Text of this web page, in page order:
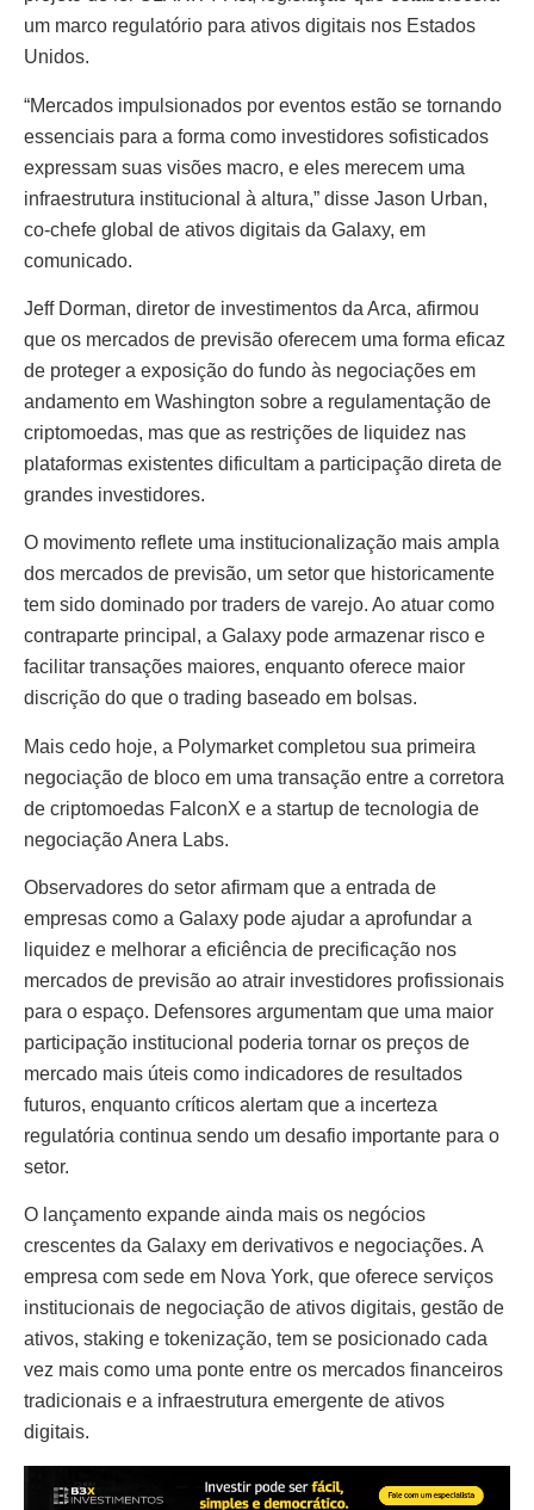
um marco regulatório para ativos digitais nos Estados
Unidos.
“Mercados impulsionados por eventos estão se tornando
essenciais para a forma como investidores sofisticados
expressam suas visões macro, e eles merecem uma
infraestrutura institucional à altura,” disse Jason Urban,
co-chefe global de ativos digitais da Galaxy, em
comunicado.
Jeff Dorman, diretor de investimentos da Arca, afirmou
que os mercados de previsão oferecem uma forma eficaz
de proteger a exposição do fundo às negociações em
andamento em Washington sobre a regulamentação de
criptomoedas, mas que as restrições de liquidez nas
plataformas existentes dificultam a participação direta de
grandes investidores.
O movimento reflete uma institucionalização mais ampla
dos mercados de previsão, um setor que historicamente
tem sido dominado por traders de varejo. Ao atuar como
contraparte principal, a Galaxy pode armazenar risco e
facilitar transações maiores, enquanto oferece maior
discrição do que o trading baseado em bolsas.
Mais cedo hoje, a Polymarket completou sua primeira
negociação de bloco em uma transação entre a corretora
de criptomoedas FalconX e a startup de tecnologia de
negociação Anera Labs.
Observadores do setor afirmam que a entrada de
empresas como a Galaxy pode ajudar a aprofundar a
liquidez e melhorar a eficiência de precificação nos
mercados de previsão ao atrair investidores profissionais
para o espaço. Defensores argumentam que uma maior
participação institucional poderia tornar os preços de
mercado mais úteis como indicadores de resultados
futuros, enquanto críticos alertam que a incerteza
regulatória continua sendo um desafio importante para o
setor.
O lançamento expande ainda mais os negócios
crescentes da Galaxy em derivativos e negociações. A
empresa com sede em Nova York, que oferece serviços
institucionais de negociação de ativos digitais, gestão de
ativos, staking e tokenização, tem se posicionado cada
vez mais como uma ponte entre os mercados financeiros
tradicionais e a infraestrutura emergente de ativos
digitais.